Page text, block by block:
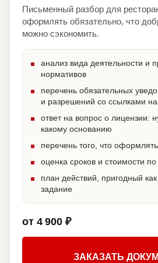
Письменный разбор для
оформлять обязательно, что
можно сэкономить.
анализ вида деятельности и
нормативов
перечень обязательных
и разрешений со ссылками
ответ на вопрос о лицензии:
какому основанию
перечень того, что
оценка сроков и стоимости
план действий, пригодный
задание
от 4 900 ₽
ЗАКАЗАТЬ